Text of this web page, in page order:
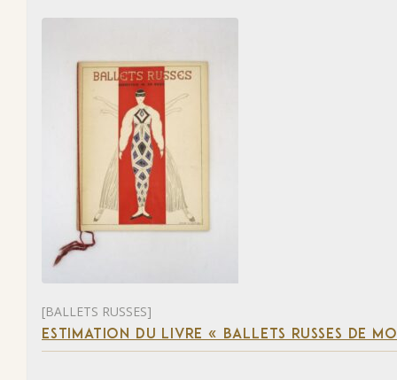
[BALLETS RUSSES]
ESTIMATION DU LIVRE « BALLETS RUSSES DE